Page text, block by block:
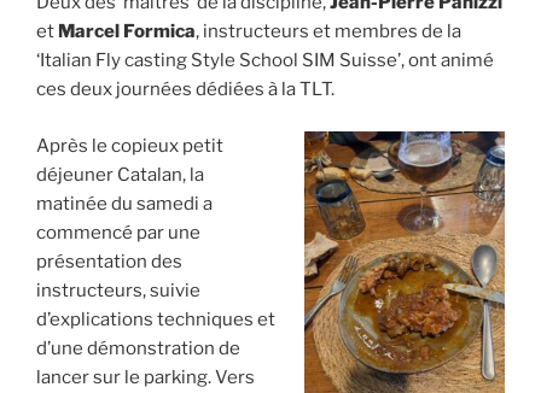
et Marcel Formica, instructeurs et membres de la
‘Italian Fly casting Style School SIM Suisse’, ont animé
ces deux journées dédiées à la TLT.
Après le copieux petit
déjeuner Catalan, la
matinée du samedi a
commencé par une
présentation des
instructeurs, suivie
d’explications techniques et
d’une démonstration de
lancer sur le parking. Vers